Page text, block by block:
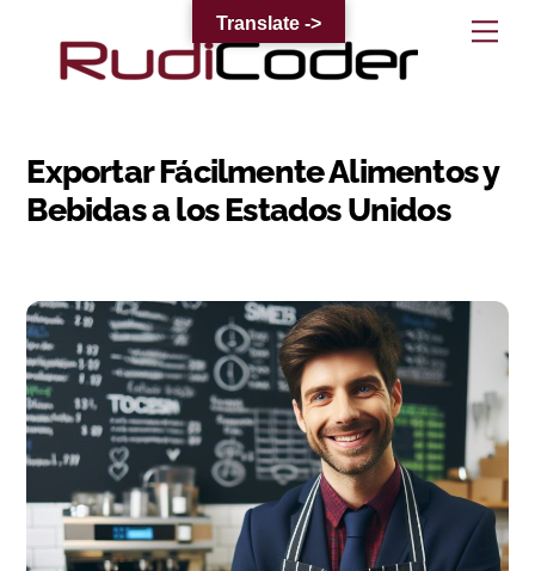
content
Exportar Fácilmente Alimentos y
Bebidas a los Estados Unidos
Translate ->